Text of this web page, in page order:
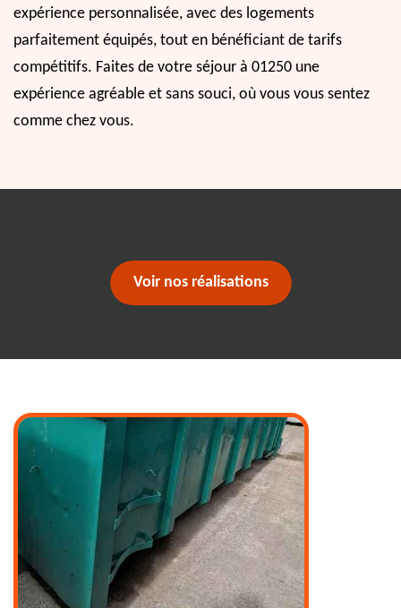
expérience personnalisée, avec des logements
parfaitement équipés, tout en bénéficiant de tarifs
compétitifs. Faites de votre séjour à 01250 une
expérience agréable et sans souci, où vous vous sentez
comme chez vous.
Voir nos réalisations